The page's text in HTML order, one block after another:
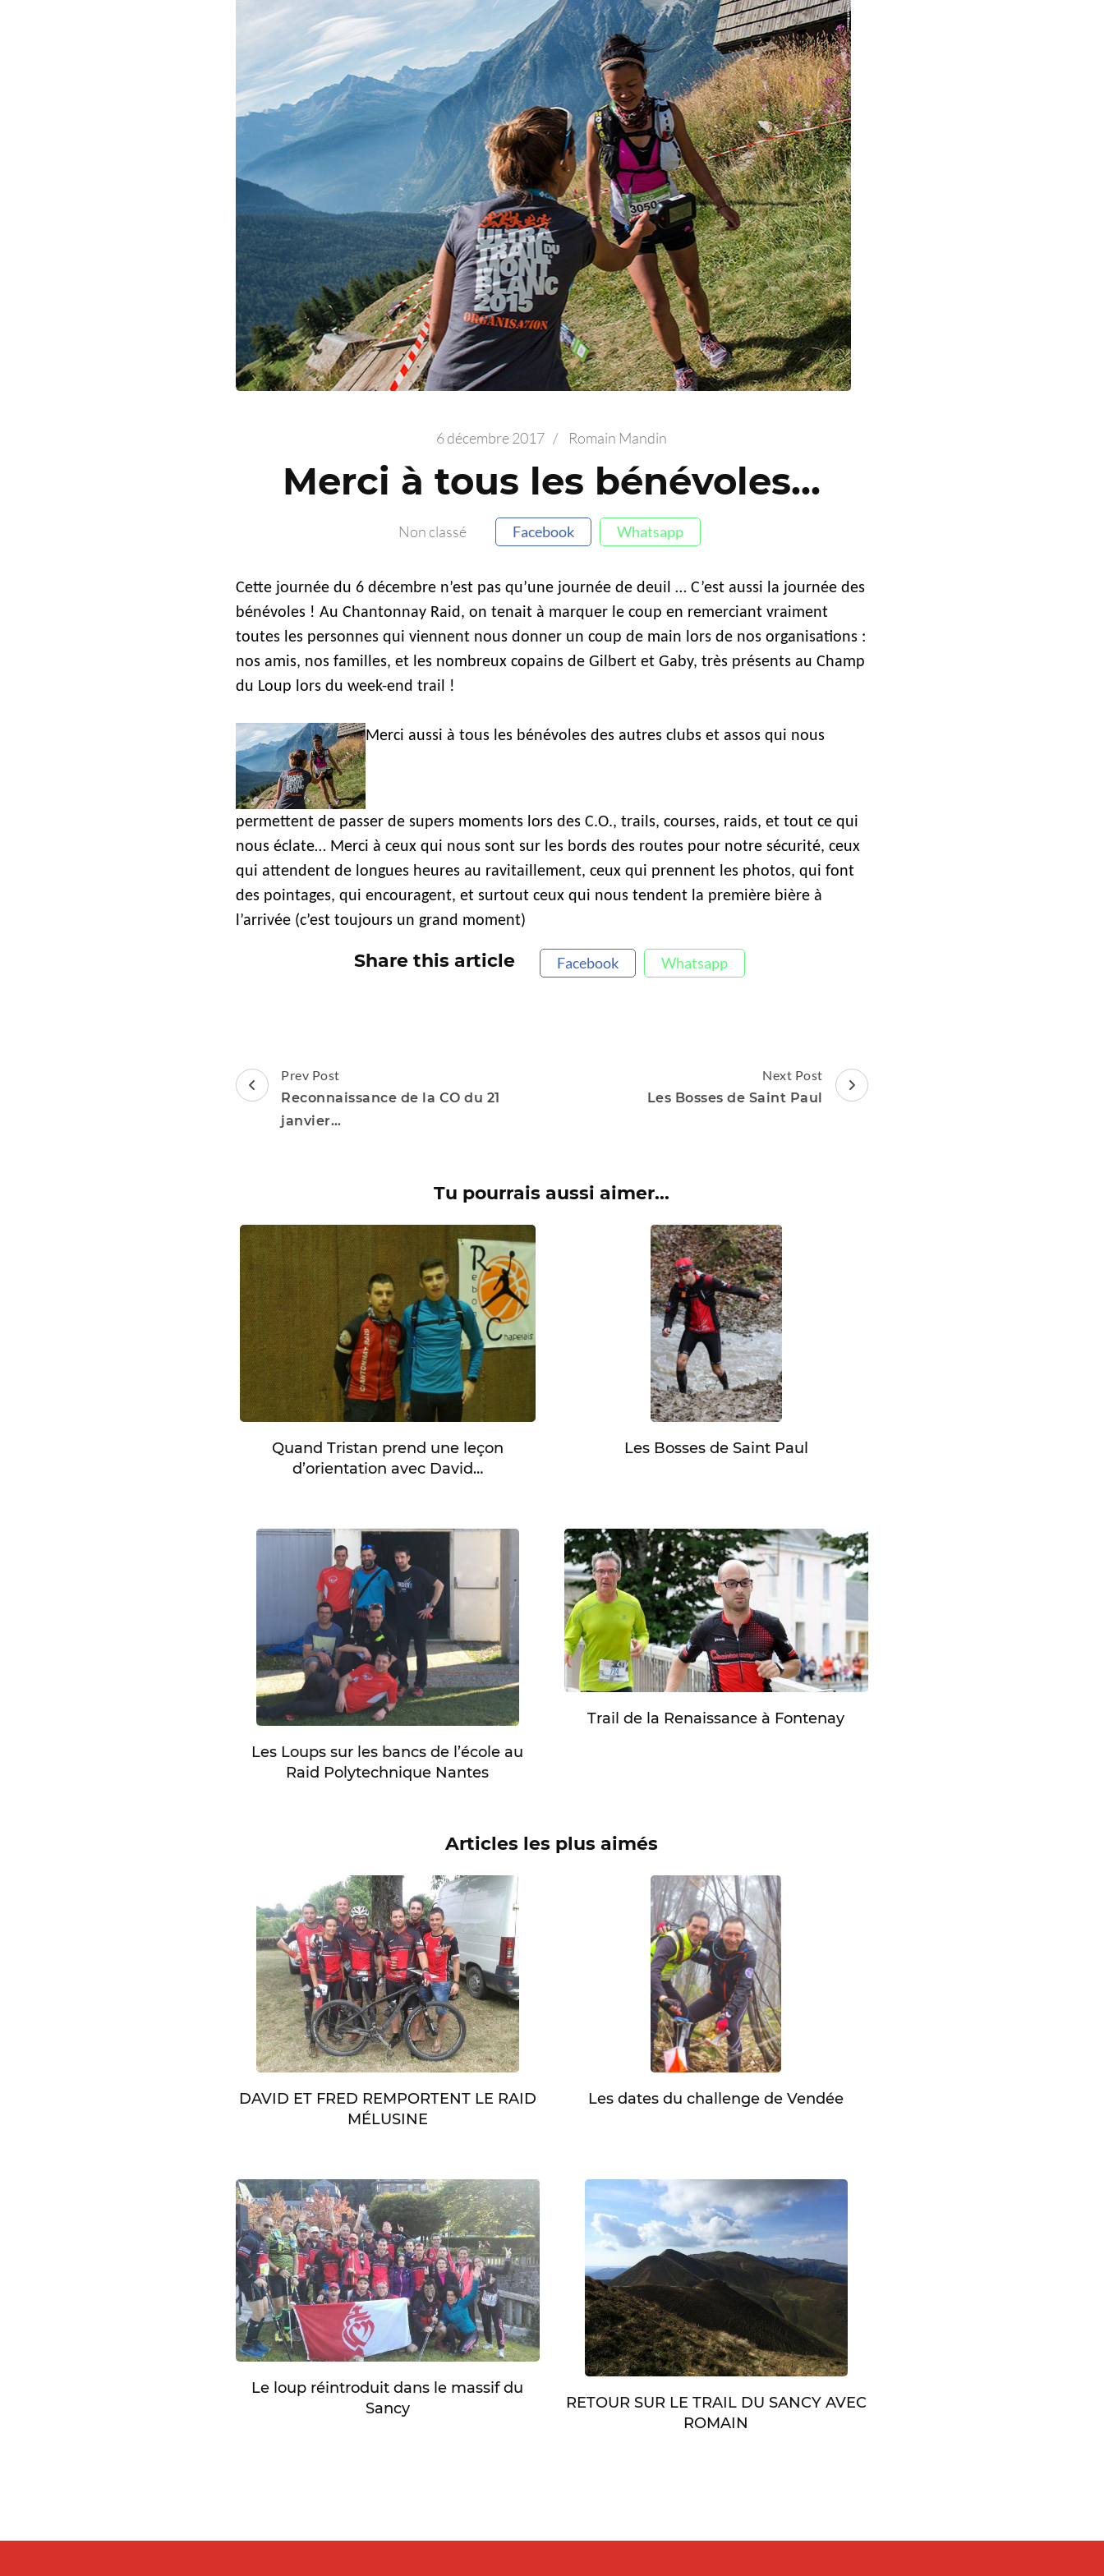
6 décembre 2017 / Romain Mandin
Merci à tous les bénévoles…
Non classé Facebook Whatsapp
Cette journée du 6 décembre n’est pas qu’une journée de deuil … C’est aussi la journée des
bénévoles ! Au Chantonnay Raid, on tenait à marquer le coup en remerciant vraiment
toutes les personnes qui viennent nous donner un coup de main lors de nos organisations :
nos amis, nos familles, et les nombreux copains de Gilbert et Gaby, très présents au Champ
du Loup lors du week-end trail !
Merci aussi à tous les bénévoles des autres clubs et assos qui nous
permettent de passer de supers moments lors des C.O., trails, courses, raids, et tout ce qui
nous éclate… Merci à ceux qui nous sont sur les bords des routes pour notre sécurité, ceux
qui attendent de longues heures au ravitaillement, ceux qui prennent les photos, qui font
des pointages, qui encouragent, et surtout ceux qui nous tendent la première bière à
l’arrivée (c’est toujours un grand moment)
Share this article Facebook Whatsapp
Post
Navigation
Prev Post
Reconnaissance de la CO du 21
janvier…
Next Post
Les Bosses de Saint Paul
Tu pourrais aussi aimer...
Quand Tristan prend une leçon
d’orientation avec David…
Les Bosses de Saint Paul
Les Loups sur les bancs de l’école au
Raid Polytechnique Nantes
Trail de la Renaissance à Fontenay
Articles les plus aimés
DAVID ET FRED REMPORTENT LE RAID
MÉLUSINE
Les dates du challenge de Vendée
Le loup réintroduit dans le massif du
Sancy
RETOUR SUR LE TRAIL DU SANCY AVEC
ROMAIN